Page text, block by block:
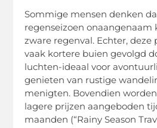
Sommige mensen denken
regenseizoen onaangenaam
zware regenval. Echter, deze
vaak kortere buien gevolgd
luchten-ideaal voor
genieten van rustige
menigten. Bovendien
lagere prijzen aangeboden
maanden (“Rainy Season